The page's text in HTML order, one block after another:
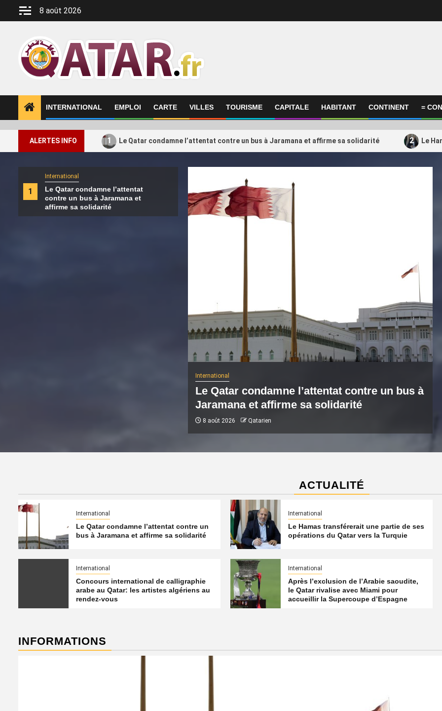
8 août 2026
INTERNATIONAL EMPLOI CARTE VILLES TOURISME CAPITALE HABITANT CONTINENT =
ALERTES INFO 1 Le Qatar condamne l’attentat contre un bus à Jaramana et affirme sa solidarité 2 Le
1
International
Le Qatar condamne l’attentat
contre un bus à Jaramana et
affirme sa solidarité
2
Le Hamas transférerait une partie
de ses opérations du Qatar vers la
Turquie
International
Le Qatar condamne l’attentat contre un bus à
Jaramana et affirme sa solidarité
8 août 2026 Qatarien
ACTUALITÉ
International
Le Qatar condamne l’attentat contre un
bus à Jaramana et affirme sa solidarité
International
Le Hamas transférerait une partie de ses
opérations du Qatar vers la Turquie
International
Concours international de calligraphie
arabe au Qatar: les artistes algériens au
rendez-vous
International
Après l’exclusion de l’Arabie saoudite,
le Qatar rivalise avec Miami pour
accueillir la Supercoupe d’Espagne
INFORMATIONS